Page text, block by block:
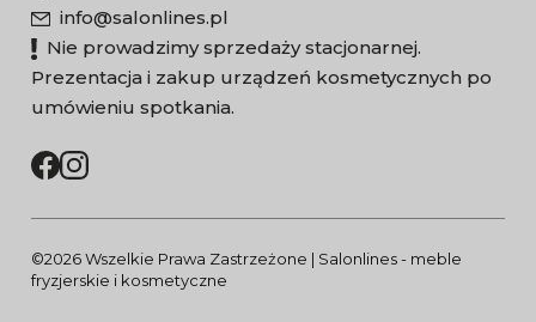
info@salonlines.pl
Nie prowadzimy sprzedaży stacjonarnej.
Prezentacja i zakup urządzeń kosmetycznych po
umówieniu spotkania.
©2026 Wszelkie Prawa Zastrzeżone | Salonlines - meble
fryzjerskie i kosmetyczne